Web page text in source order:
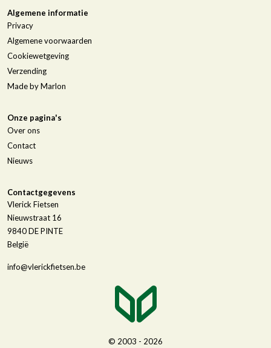
Algemene informatie
Privacy
Algemene voorwaarden
Cookiewetgeving
Verzending
Made by Marlon
Onze pagina's
Over ons
Contact
Nieuws
Contactgegevens
Vlerick Fietsen
Nieuwstraat 16
9840DE PINTE
België
info@vlerickfietsen.be
© 2003 - 2026